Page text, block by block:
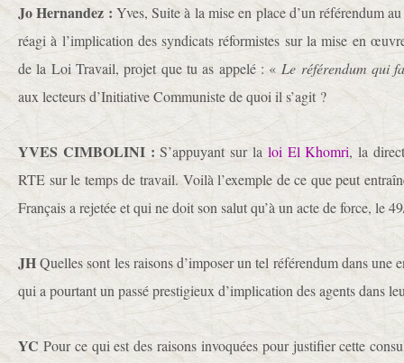
Jo Hernandez : Yves, Suite à la mise en place d’un référendum
réagi à l’implication des syndicats réformistes sur la mise en
de la Loi Travail, projet que tu as appelé : « Le référendum qui
aux lecteurs d’Initiative Communiste de quoi il s’agit ?
YVES CIMBOLINI :S’appuyant sur la loi El Khomri, la
RTE sur le temps de travail. Voilà l’exemple de ce que peut
Français a rejetée et qui ne doit son salut qu’à un acte de force, le
JHQuelles sont les raisons d’imposer un tel référendum dans une
qui a pourtant un passé prestigieux d’implication des agents dans
YC Pour ce qui est des raisons invoquées pour justifier cette